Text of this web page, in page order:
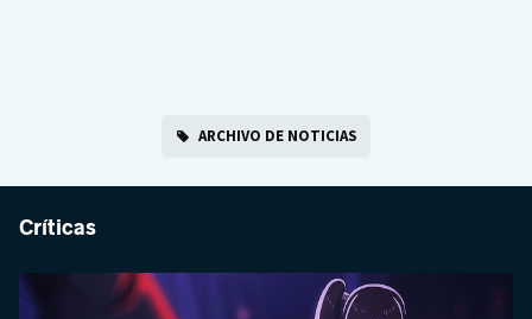
ARCHIVO DE NOTICIAS
Críticas